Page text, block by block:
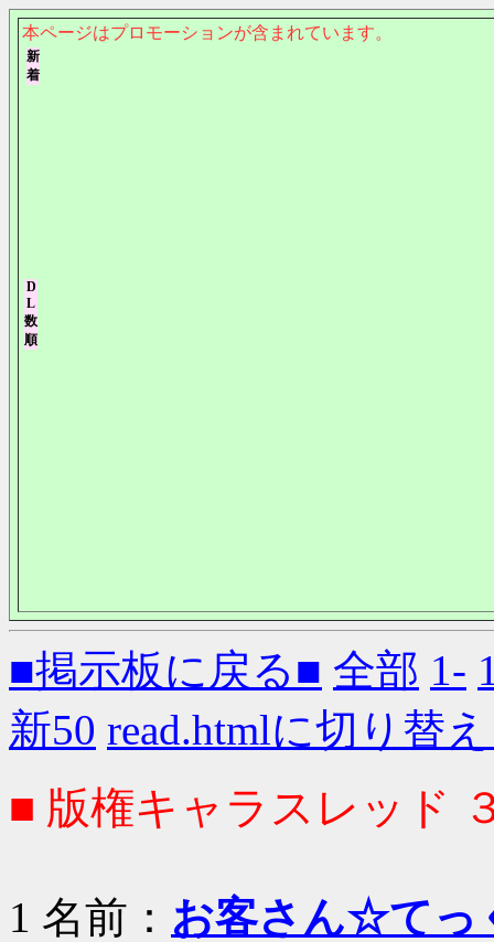
本ページはプロモーションが含まれています。
■掲示板に戻る■ 全部 1-
新50 read.htmlに切り替
■ 版権キャラスレッド
1 名前： お客さん☆てっ